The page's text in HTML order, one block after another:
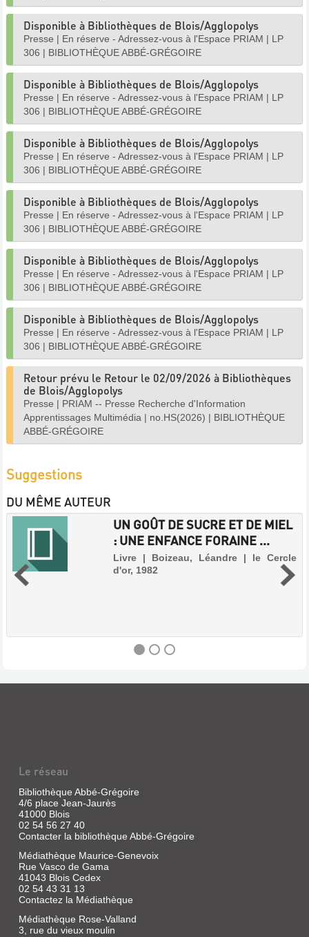
Disponible à Bibliothèques de Blois/Agglopolys
Presse | En réserve - Adressez-vous à l'Espace PRIAM | LP
306 | BIBLIOTHÈQUE ABBÉ-GRÉGOIRE
Disponible à Bibliothèques de Blois/Agglopolys
Presse | En réserve - Adressez-vous à l'Espace PRIAM | LP
306 | BIBLIOTHÈQUE ABBÉ-GRÉGOIRE
Disponible à Bibliothèques de Blois/Agglopolys
Presse | En réserve - Adressez-vous à l'Espace PRIAM | LP
306 | BIBLIOTHÈQUE ABBÉ-GRÉGOIRE
Disponible à Bibliothèques de Blois/Agglopolys
Presse | En réserve - Adressez-vous à l'Espace PRIAM | LP
306 | BIBLIOTHÈQUE ABBÉ-GRÉGOIRE
Disponible à Bibliothèques de Blois/Agglopolys
Presse | En réserve - Adressez-vous à l'Espace PRIAM | LP
306 | BIBLIOTHÈQUE ABBÉ-GRÉGOIRE
Disponible à Bibliothèques de Blois/Agglopolys
Presse | En réserve - Adressez-vous à l'Espace PRIAM | LP
306 | BIBLIOTHÈQUE ABBÉ-GRÉGOIRE
Retour prévu le Retour le 02/09/2026 à Bibliothèques
de Blois/Agglopolys
Presse | PRIAM -- Presse Recherche d'Information
Apprentissages Multimédia | no.HS(2026) | BIBLIOTHÈQUE
ABBÉ-GRÉGOIRE
Suggestions
DU MÊME AUTEUR
UN GOÛT DE SUCRE ET DE MIEL
: UNE ENFANCE FORAINE ...
Livre | Boizeau, Léandre | le Cercle
d'or, 1982
DE
MIEL
:
UNE
ENFANCE
FORAINE
...
Livre
Boizeau,
Léandre
Le réseau
Bibliothèque Abbé-Grégoire
4/6 place Jean-Jaurès
41000 Blois
02 54 56 27 40
Contacter la bibliothèque Abbé-Grégoire
Médiathèque Maurice-Genevoix
Rue Vasco de Gama
41043 Blois Cedex
02 54 43 31 13
Contactez la Médiathèque
Médiathèque Rose-Valland
3, rue du vieux moulin